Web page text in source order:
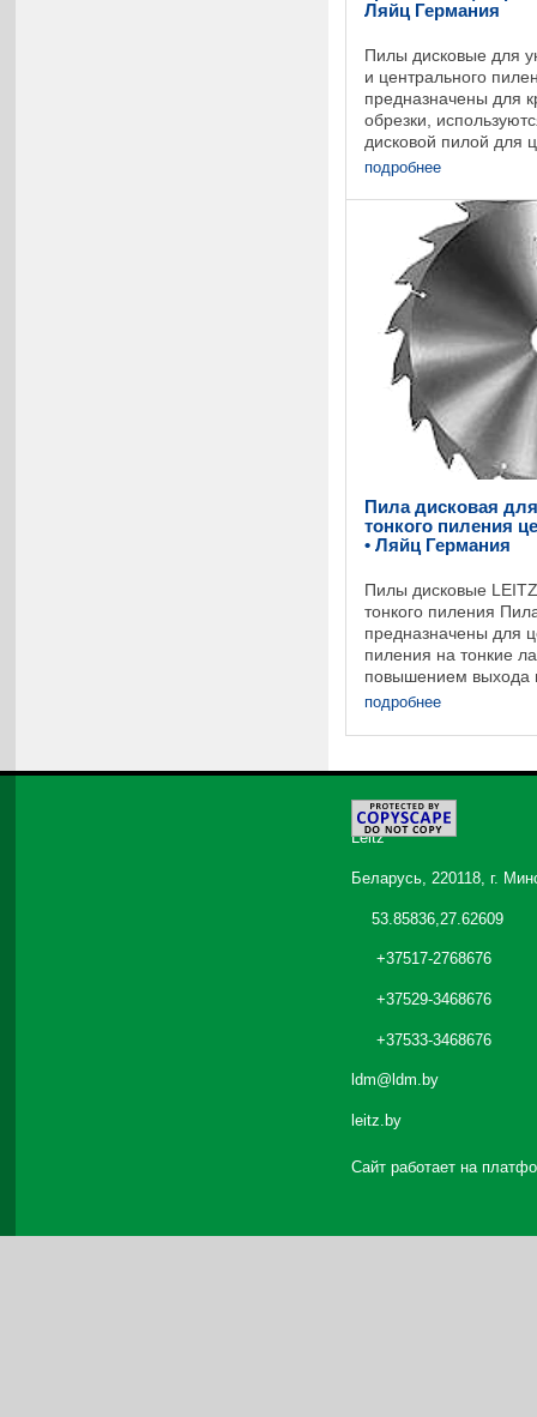
Ляйц Германия
Пилы дисковые для
и центрального
предназначены для
обрезки,
дисковой пилой для
на многопильном и
подробнее
Пила дисковая
тонкого пиления
• Ляйц Германия
Пилы дисковые
тонкого пиления
предназначены для
пиления на тонкие
повышением выхода
пиления массивной
подробнее
©2026
Leitz
Беларусь, 220118, г.
53.85836,27.62609
+37517-2768676
+37529-3468676
+37533-3468676
ldm@ldm.by
leitz.by
Сайт работает на